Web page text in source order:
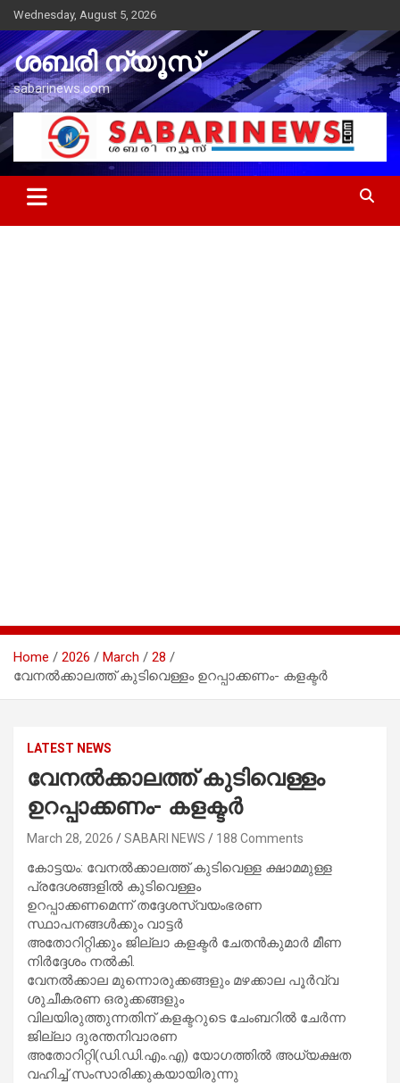
Skip
to
content
Wednesday, August 5, 2026
ശബരി ന്യൂസ്
sabarinews.com
Home 2026 March
28
വേനല്‍ക്കാലത്ത് കുടിവെള്ളം ഉറപ്പാക്കണം- കളക്ടര്‍
LATEST NEWS
വേനല്‍ക്കാലത്ത് കുടിവെള്ളം
ഉറപ്പാക്കണം- കളക്ടര്‍
March 28, 2026 SABARI NEWS 188 Comments
കോട്ടയം: വേനല്‍ക്കാലത്ത് കുടിവെള്ള ക്ഷാമമുള്ള
പ്രദേശങ്ങളില്‍ കുടിവെള്ളം
ഉറപ്പാക്കണമെന്ന് തദ്ദേശസ്വയംഭരണ
സ്ഥാപനങ്ങള്‍ക്കും വാട്ടര്‍
അതോറിറ്റിക്കും ജില്ലാ കളക്ടര്‍ ചേതന്‍കുമാര്‍ മീണ
നിര്‍ദ്ദേശം നല്‍കി.
വേനല്‍ക്കാല മുന്നൊരുക്കങ്ങളും മഴക്കാല പൂര്‍വ്വ
ശുചീകരണ ഒരുക്കങ്ങളും
വിലയിരുത്തുന്നതിന് കളക്ടറുടെ ചേംബറില്‍ ചേര്‍ന്ന
ജില്ലാ ദുരന്തനിവാരണ
അതോറിറ്റി(ഡി.ഡി.എം.എ) യോഗത്തില്‍ അധ്യക്ഷത
വഹിച്ച് സംസാരിക്കുകയായിരുന്നു